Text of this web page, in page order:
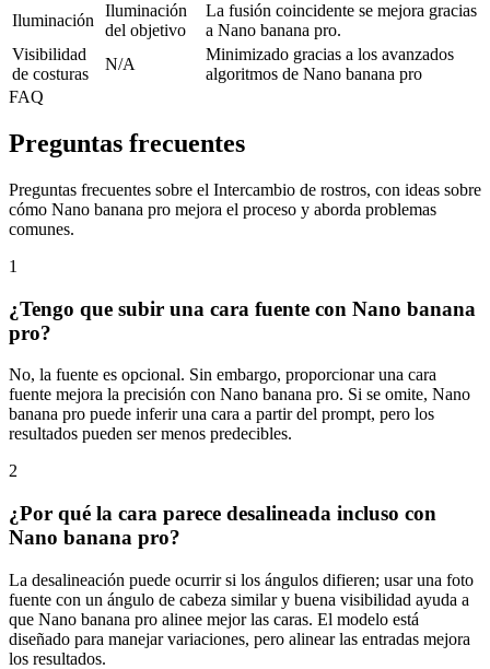
Iluminación
Iluminación
del objetivo
La fusión coincidente se mejora gracias
a Nano banana pro.
Visibilidad
de costuras
N/A
Minimizado gracias a los avanzados
algoritmos de Nano banana pro
FAQ
Preguntas frecuentes
Preguntas frecuentes sobre el Intercambio de rostros, con ideas sobre
cómo Nano banana pro mejora el proceso y aborda problemas
comunes.
1
¿Tengo que subir una cara fuente con Nano banana
pro?
No, la fuente es opcional. Sin embargo, proporcionar una cara
fuente mejora la precisión con Nano banana pro. Si se omite, Nano
banana pro puede inferir una cara a partir del prompt, pero los
resultados pueden ser menos predecibles.
2
¿Por qué la cara parece desalineada incluso con
Nano banana pro?
La desalineación puede ocurrir si los ángulos difieren; usar una foto
fuente con un ángulo de cabeza similar y buena visibilidad ayuda a
que Nano banana pro alinee mejor las caras. El modelo está
diseñado para manejar variaciones, pero alinear las entradas mejora
los resultados.